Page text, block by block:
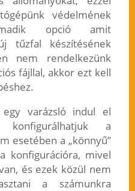
védelmének
opció amit
tűzfal készítésének
nem rendelkezünk
fájllal, akkor ezt kell
varázsló indul el
konfigurálhatjuk a
esetében a „könnyű”
konfigurációra, mivel
és ezek közül nem
a számunkra